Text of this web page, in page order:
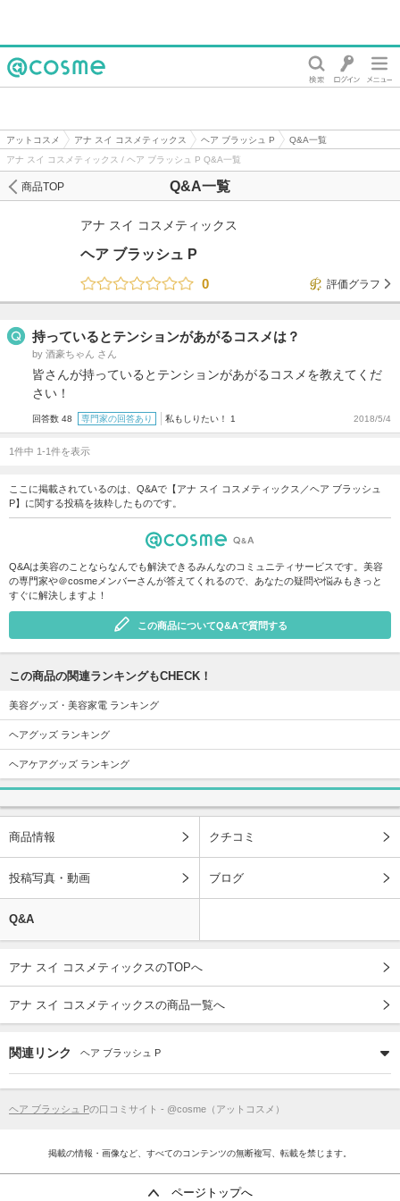
アットコスメ アナ スイ コスメティックス ヘア ブラッシュ P
Q&A一覧
アナ スイ コスメティックス / ヘア ブラッシュ P Q&A一覧
Q&A一覧
商品TOP
アナ スイ コスメティックス
ヘア ブラッシュ P
0
評価グラフ
持っているとテンションがあがるコスメは？
by 酒豪ちゃん さん
皆さんが持っているとテンションがあがるコスメを教えてくだ
さい！
回答数 48 専門家の回答あり 私もしりたい！ 1 2018/5/4
1件中 1-1件を表示
ここに掲載されているのは、Q&Aで【アナ スイ コスメティックス／ヘア ブラッシュ
P】に関する投稿を抜粋したものです。
Q&Aは美容のことならなんでも解決できるみんなのコミュニティサービスです。美容
の専門家や＠cosmeメンバーさんが答えてくれるので、あなたの疑問や悩みもきっと
すぐに解決しますよ！
この商品についてQ&Aで質問する
この商品の関連ランキングもCHECK！
美容グッズ・美容家電 ランキング
ヘアグッズ ランキング
ヘアケアグッズ ランキング
商品情報 クチコミ
投稿写真・動画 ブログ
Q&A
アナ スイ コスメティックスのTOPへ
アナ スイ コスメティックスの商品一覧へ
関連リンク ヘア ブラッシュ P
ヘア ブラッシュ Pの口コミサイト - @cosme（アットコスメ）
掲載の情報・画像など、すべてのコンテンツの無断複写、転載を禁じます。
ページトップへ